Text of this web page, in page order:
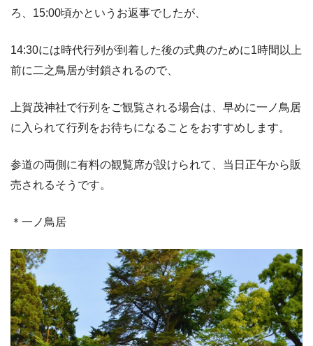
ろ、15:00頃かというお返事でしたが、
14:30には時代行列が到着した後の式典のために1時間以上
前に二之鳥居が封鎖されるので、
上賀茂神社で行列をご観覧される場合は、早めに一ノ鳥居
に入られて行列をお待ちになることをおすすめします。
参道の両側に有料の観覧席が設けられて、当日正午から販
売されるそうです。
＊一ノ鳥居